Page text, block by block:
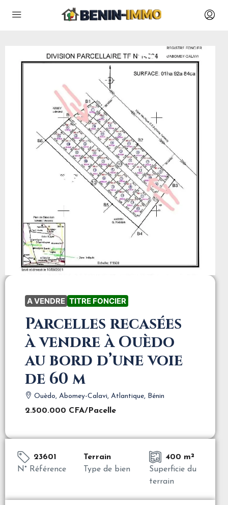
A VENDRE TITRE FONCIER
Parcelles recasées
à vendre à Ouèdo
au bord d’une voie
de 60 m
Ouèdo, Abomey-Calavi, Atlantique, Bénin
2.500.000 CFA/Pacelle
23601
N° Référence
Terrain
Type de bien
400 m²
Superficie du
terrain